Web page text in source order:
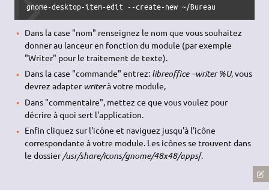
gnome-desktop-item-edit --create-new ~/Bureau
Dans la case "nom" renseignez le nom que vous souhaitez
donner au lanceur en fonction du module (par exemple
"Writer" pour le traitement de texte).
Dans la case "commande" entrez: libreoffice –writer %U, vous
devrez adapter writerà votre module,
Dans "commentaire", mettez ce que vous voulez pour
décrire à quoi sert l'application.
Enfin cliquez sur l'icône et naviguez jusqu'à l'icône
correspondante à votre module. Les icônes se trouvent dans
le dossier/usr/share/icons/gnome/48x48/apps/.